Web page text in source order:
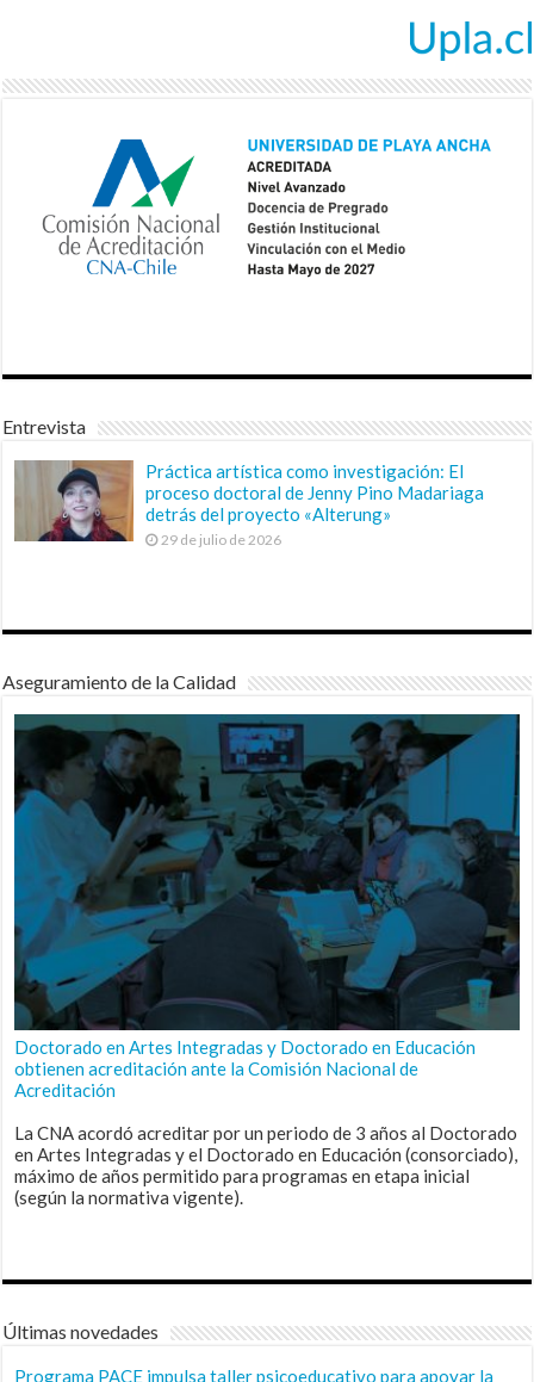
Entrevista
Práctica artística como investigación: El
proceso doctoral de Jenny Pino Madariaga
detrás del proyecto «Alterung»
29 de julio de 2026
Aseguramiento de la Calidad
Doctorado en Artes Integradas y Doctorado en Educación
obtienen acreditación ante la Comisión Nacional de
Acreditación
La CNA acordó acreditar por un periodo de 3 años al Doctorado
en Artes Integradas y el Doctorado en Educación (consorciado),
máximo de años permitido para programas en etapa inicial
(según la normativa vigente).
Últimas novedades
Programa PACE impulsa taller psicoeducativo para apoyar la